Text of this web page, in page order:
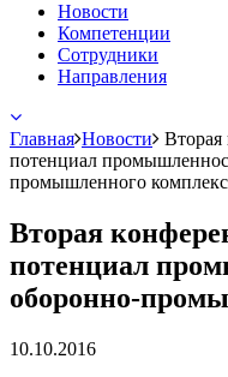
Новости
Компетенции
Сотрудники
Направления
Главная Новости
Вторая
потенциал
промышленного
Вторая
потенциал
оборонно-
10.10.2016